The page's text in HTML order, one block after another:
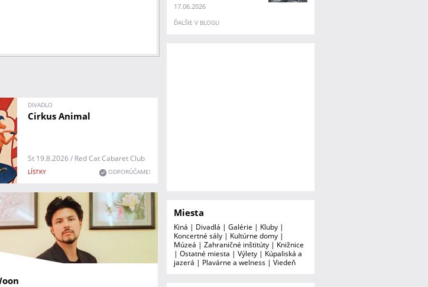
DIVADLO
Cirkus Animal
LÍSTKY
St 19.8.2026 / Red Cat Cabaret Club
ODPORÚČAME!
17.06.2026
ĎALŠIE V BLOGU
Miesta
Kiná | Divadlá | Galérie | Kluby |
Koncertné sály | Kultúrne domy |
Múzeá | Zahraničné inštitúty | Knižnice
| Ostatné miesta | Výlety | Kúpaliská a
jazerá | Plavárne a welness | Viedeň